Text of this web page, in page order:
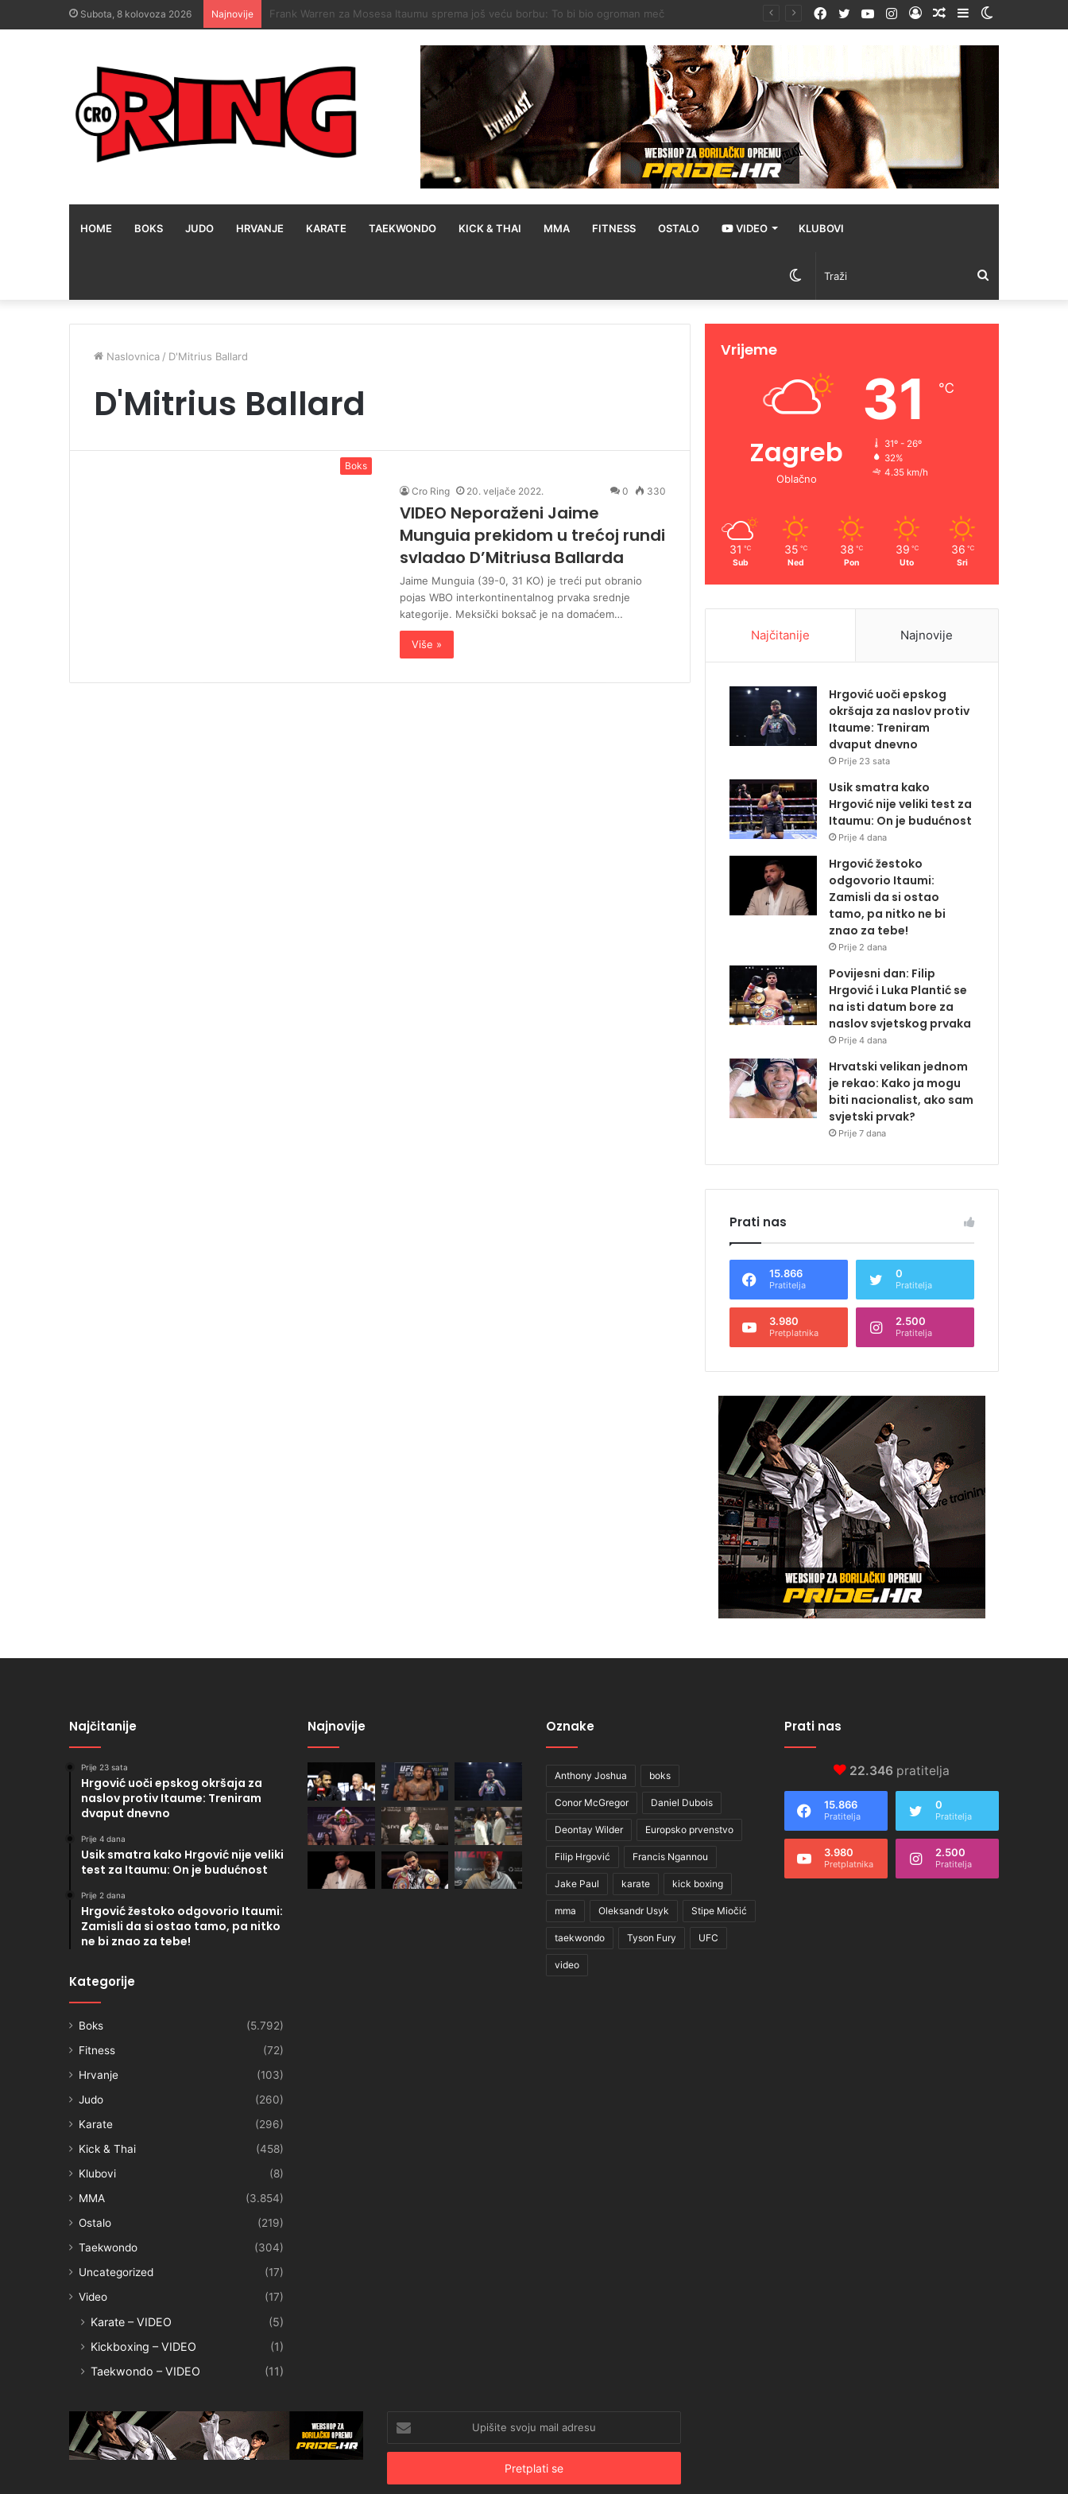
Subota, 8 kolovoza 2026 Najnovije Okršaj između Vana i Pantoje predvodi UFC 331 priredbu, Tsarukyan dobio novog protivnika Sidebar
Random
Prijava
Instagram
YouTube
Twitter
Facebook
HOME BOKS JUDO HRVANJE KARATE TAEKWONDO KICK & THAI MMA FITNESS OSTALO VIDEO KLUBOVI
Traži
Switch
skin
Naslovnica / D'Mitrius Ballard
D'Mitrius Ballard
Boks
Cro Ring 20. veljače 2022. 0 330
VIDEO Neporaženi Jaime
Munguia prekidom u trećoj rundi
svladao D’Mitriusa Ballarda
Jaime Munguia (39-0, 31 KO) je treći put obranio
pojas WBO interkontinentalnog prvaka srednje
kategorije. Meksički boksač je na domaćem…
Više »
Vrijeme
Zagreb
Oblačno
31 ℃
31º - 26º
32%
4.35 km/h
31 ℃
Sub
35 ℃
Ned
38 ℃
Pon
39 ℃
Uto
36 ℃
Sri
Najčitanije Najnovije
Hrgović uoči epskog
okršaja za naslov protiv
Itaume: Treniram
dvaput dnevno
Prije 23 sata
Usik smatra kako
Hrgović nije veliki test za
Itaumu: On je budućnost
Prije 4 dana
Hrgović žestoko
odgovorio Itaumi:
Zamisli da si ostao
tamo, pa nitko ne bi
znao za tebe!
Prije 2 dana
Povijesni dan: Filip
Hrgović i Luka Plantić se
na isti datum bore za
naslov svjetskog prvaka
Prije 4 dana
Hrvatski velikan jednom
je rekao: Kako ja mogu
biti nacionalist, ako sam
svjetski prvak?
Prije 7 dana
Prati nas
15.866
Pratitelja
0
Pratitelja
3.980
Pretplatnika
2.500
Pratitelja
Najčitanije
Prije 23 sata
Hrgović uoči epskog okršaja za
naslov protiv Itaume: Treniram
dvaput dnevno
Prije 4 dana
Usik smatra kako Hrgović nije veliki
test za Itaumu: On je budućnost
Prije 2 dana
Hrgović žestoko odgovorio Itaumi:
Zamisli da si ostao tamo, pa nitko
ne bi znao za tebe!
Kategorije
Boks
(5.792)
Fitness
(72)
Hrvanje
(103)
Judo
(260)
Karate
(296)
Kick & Thai
(458)
Klubovi
(8)
MMA
(3.854)
Ostalo
(219)
Taekwondo
(304)
Uncategorized
(17)
Video
(17)
Karate – VIDEO
(5)
Kickboxing – VIDEO
(1)
Taekwondo – VIDEO
(11)
Najnovije Oznake
Anthony Joshua boks
Conor McGregor Daniel Dubois
Deontay Wilder Europsko prvenstvo
Filip Hrgović Francis Ngannou
Jake Paul karate kick boxing
mma Oleksandr Usyk Stipe Miočić
taekwondo Tyson Fury UFC
video
Prati nas
22.346 pratitelja
15.866
Pratitelja
0
Pratitelja
3.980
Pretplatnika
2.500
Pratitelja
svoju
mail